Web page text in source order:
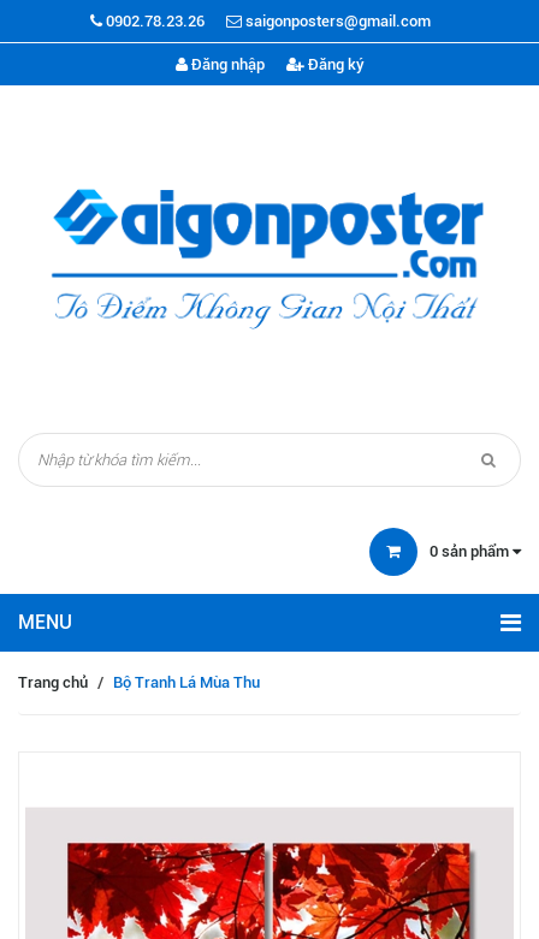
0902.78.23.26 saigonposters@gmail.com
Đăng nhập Đăng ký
0 sản phẩm
Trang chủ / Bộ Tranh Lá Mùa Thu